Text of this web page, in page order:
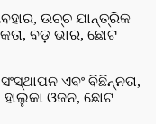
ଉଚ୍ଚ ଯାନ୍ତ୍ରିକ
ବଡ଼ ଭାର, ଛୋଟ
ଏବଂ ବିଛିନ୍ନତା,
ଓଜନ, ଛୋଟ